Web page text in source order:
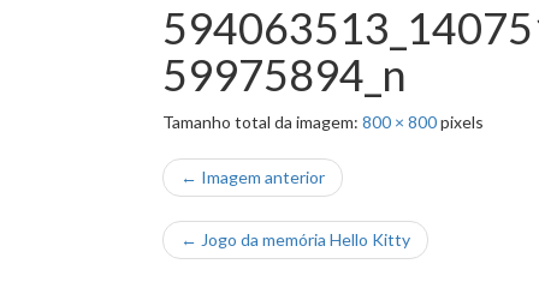
59975894_n
Tamanho total da imagem: 800× 800pixels
← Imagem anterior
← Jogo da memória Hello Kitty